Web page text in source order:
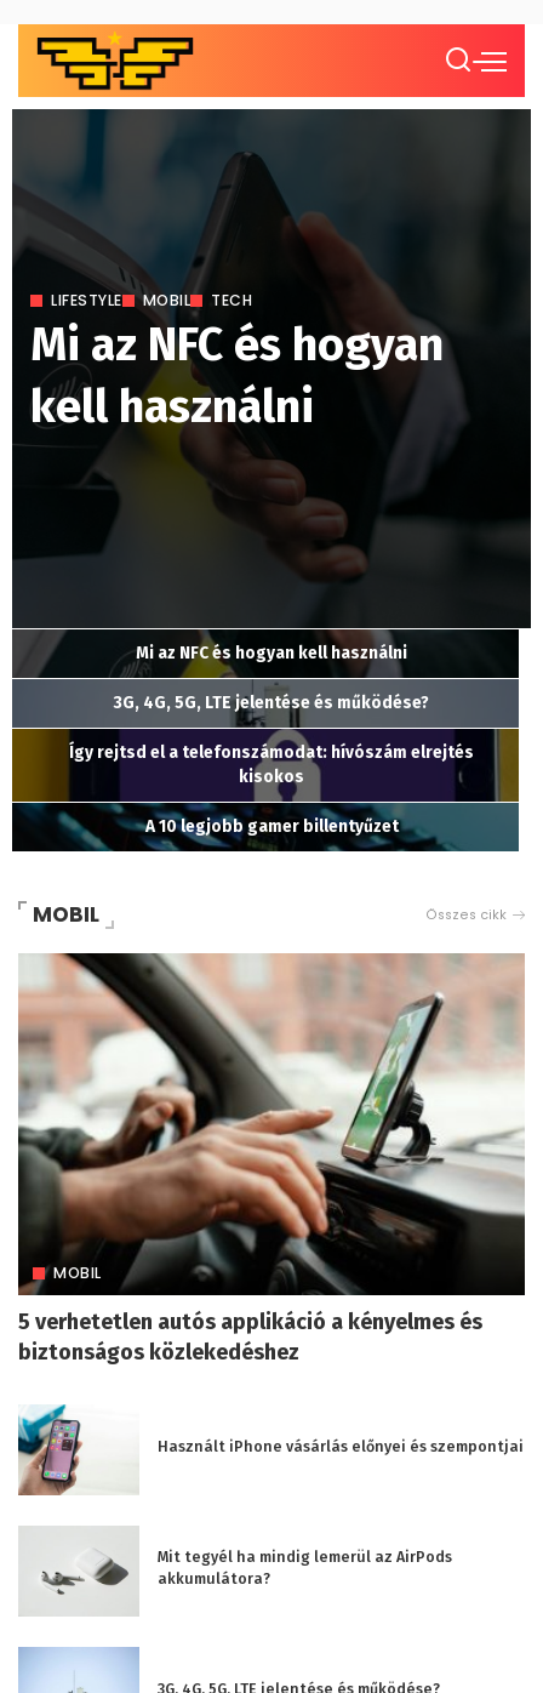
LIFESTYLE MOBIL TECH
Mi az NFC és hogyan
kell használni
Mi az NFC és hogyan kell használni
3G, 4G, 5G, LTE jelentése és működése?
Így rejtsd el a telefonszámodat: hívószám elrejtés
kisokos
A 10 legjobb gamer billentyűzet
MOBIL Összes cikk
MOBIL
5 verhetetlen autós applikáció a kényelmes és
biztonságos közlekedéshez
Használt iPhone vásárlás előnyei és szempontjai
Mit tegyél ha mindig lemerül az AirPods
akkumulátora?
3G, 4G, 5G, LTE jelentése és működése?